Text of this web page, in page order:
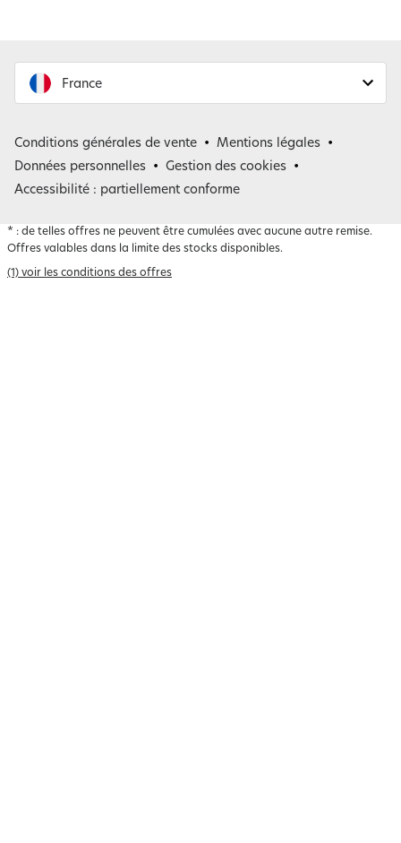
France
Belgique
Conditions générales de vente
Mentions légales
Données personnelles
Gestion des cookies
Accessibilité : partiellement conforme
* : de telles offres ne peuvent être cumulées avec aucune autre remise.
Offres valables dans la limite des stocks disponibles.
(1) voir les conditions des offres